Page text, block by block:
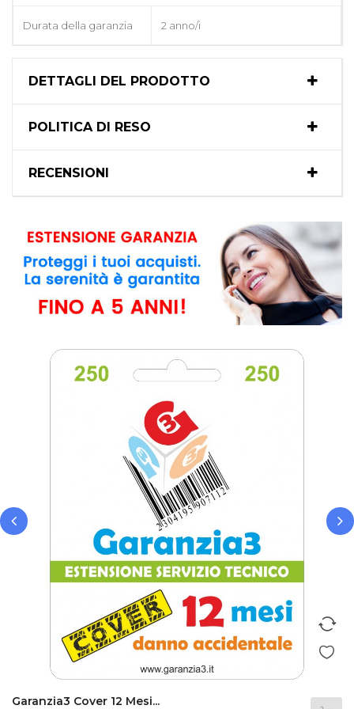
Durata della garanzia 2 anno/i
DETTAGLI DEL PRODOTTO
POLITICA DI RESO
RECENSIONI
Garanzia3 Cover 12 Mesi...